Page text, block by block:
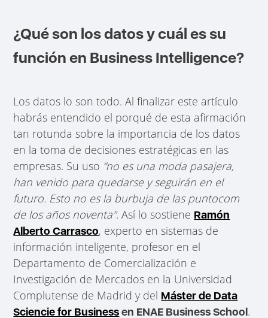
¿Qué son los datos y cuál es su
función en Business Intelligence?
Los datos lo son todo. Al finalizar este artículo
habrás entendido el porqué de esta afirmación
tan rotunda sobre la importancia de los datos
en la toma de decisiones estratégicas en las
empresas. Su uso “no es una moda pasajera,
han venido para quedarse y seguirán en el
futuro. Esto no es la burbuja de las puntocom
de los años noventa". Así lo sostiene Ramón
Alberto Carrasco, experto en sistemas de
información inteligente, profesor en el
Departamento de Comercialización e
Investigación de Mercados en la Universidad
Complutense de Madrid y del Máster de Data
Sciencie for Businessen ENAE Business School.